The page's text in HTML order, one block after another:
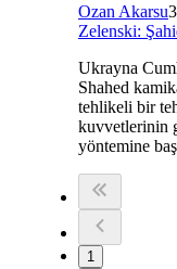
Ozan Akarsu
Zelenski:
Ukrayna
Shahed
tehlikeli bir
kuvvetlerinin
yöntemine
1